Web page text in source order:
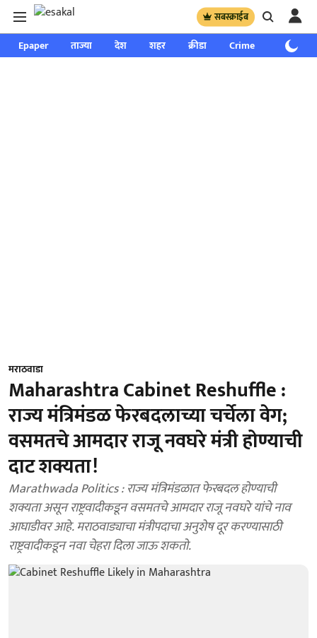
सबस्क्राईब
Epaper ताज्या देश शहर क्रीडा Crime साप्ताहिक
मराठवाडा
Maharashtra Cabinet Reshuffle :
राज्य मंत्रिमंडळ फेरबदलाच्या चर्चेला वेग;
वसमतचे आमदार राजू नवघरे मंत्री होण्याची
दाट शक्यता!
Marathwada Politics : राज्य मंत्रिमंडळात फेरबदल होण्याची
शक्यता असून राष्ट्रवादीकडून वसमतचे आमदार राजू नवघरे यांचे नाव
आघाडीवर आहे. मराठवाड्याचा मंत्रीपदाचा अनुशेष दूर करण्यासाठी
राष्ट्रवादीकडून नवा चेहरा दिला जाऊ शकतो.